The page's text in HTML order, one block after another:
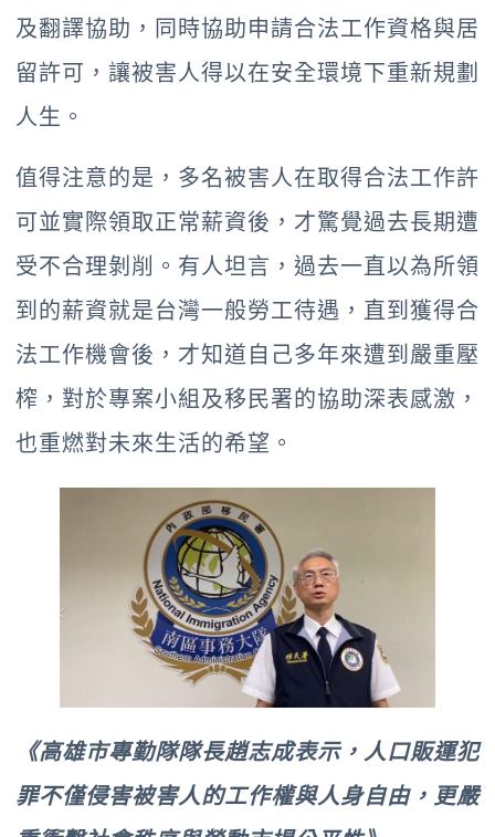
及翻譯協助，同時協助申請合法工作資格與居
留許可，讓被害人得以在安全環境下重新規劃
人生。
值得注意的是，多名被害人在取得合法工作許
可並實際領取正常薪資後，才驚覺過去長期遭
受不合理剝削。有人坦言，過去一直以為所領
到的薪資就是台灣一般勞工待遇，直到獲得合
法工作機會後，才知道自己多年來遭到嚴重壓
榨，對於專案小組及移民署的協助深表感激，
也重燃對未來生活的希望。
《高雄市專勤隊隊長趙志成表示，人口販運犯
罪不僅侵害被害人的工作權與人身自由，更嚴